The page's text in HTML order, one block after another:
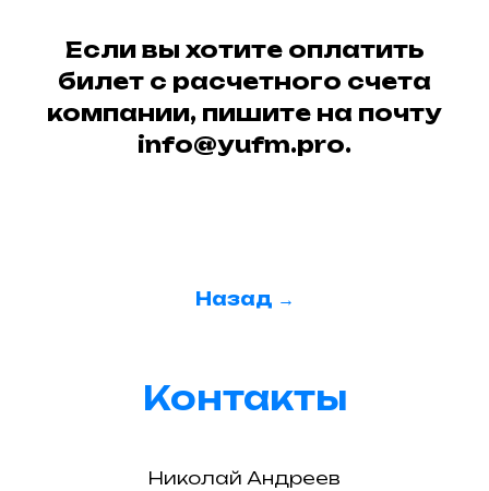
Если вы хотите оплатить
билет с расчетного счета
компании, пишите на почту
info@yufm.pro.
Назад →
Контакты
Николай Андреев